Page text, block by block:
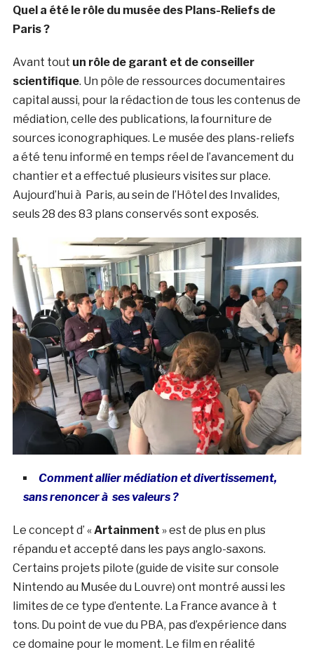
Quel a été le rôle du musée des Plans-Reliefs de
Paris ?
Avant tout un rôle de garant et de conseiller
scientifique. Un pôle de ressources documentaires
capital aussi, pour la rédaction de tous les contenus de
médiation, celle des publications, la fourniture de
sources iconographiques. Le musée des plans-reliefs
a été tenu informé en temps réel de l’avancement du
chantier et a effectué plusieurs visites sur place.
Aujourd’hui à Paris, au sein de l’Hôtel des Invalides,
seuls 28 des 83 plans conservés sont exposés.
Comment allier médiation et divertissement,
sans renoncer à ses valeurs ?
Le concept d’ «Artainment » est de plus en plus
répandu et accepté dans les pays anglo-saxons.
Certains projets pilote (guide de visite sur console
Nintendo au Musée du Louvre) ont montré aussi les
limites de ce type d’entente. La France avance à t
tons. Du point de vue du PBA, pas d’expérience dans
ce domaine pour le moment. Le film en réalité